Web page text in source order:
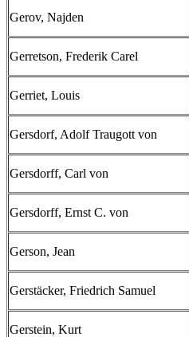
Gerov, Najden
Gerretson, Frederik Carel
Gerriet, Louis
Gersdorf, Adolf Traugott von
Gersdorff, Carl von
Gersdorff, Ernst C. von
Gerson, Jean
Gerstäcker, Friedrich Samuel
Gerstein, Kurt